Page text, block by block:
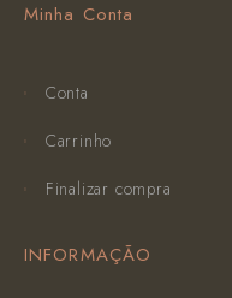
Minha Conta
Conta
Carrinho
Finalizar compra
INFORMAÇÃO